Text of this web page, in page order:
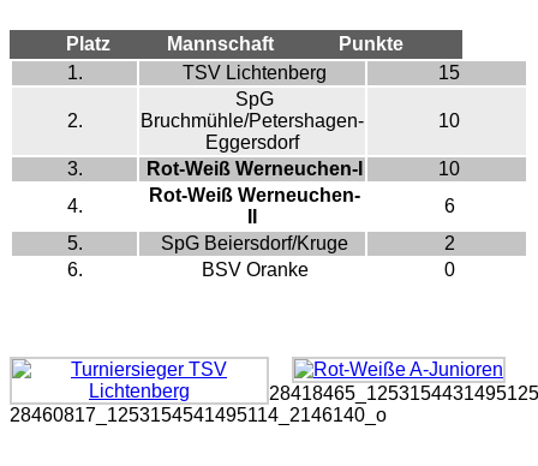
Platz Mannschaft
Punkte
1.
TSV Lichtenberg 15
2.
SpG
Bruchmühle/Petershagen-
Eggersdorf
10
3. Rot-Weiß Werneuchen-I
10
4.
Rot-Weiß Werneuchen-
6
5.
SpG Beiersdorf/Kruge
2
6.
BSV Oranke 0
28460817_1253154541495114_2146140_o